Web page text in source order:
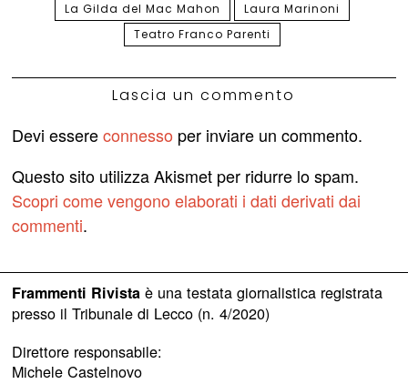
La Gilda del Mac Mahon
Laura Marinoni
Teatro Franco Parenti
Lascia un commento
Devi essereconnesso per inviare un commento.
Questo sito utilizza Akismet per ridurre lo spam.
Scopri come vengono elaborati i dati derivati dai
commenti.
Frammenti Rivistaè una testata giornalistica registrata
presso il Tribunale di Lecco (n. 4/2020)
Direttore responsabile:
Michele Castelnovo